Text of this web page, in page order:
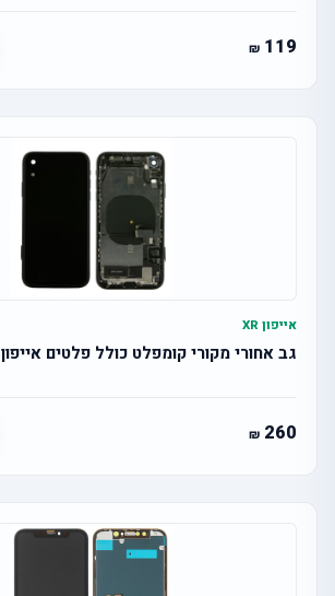
119
אייפון XR
גב אחורי מקורי קומפלט כולל פלטים אייפון XR
260